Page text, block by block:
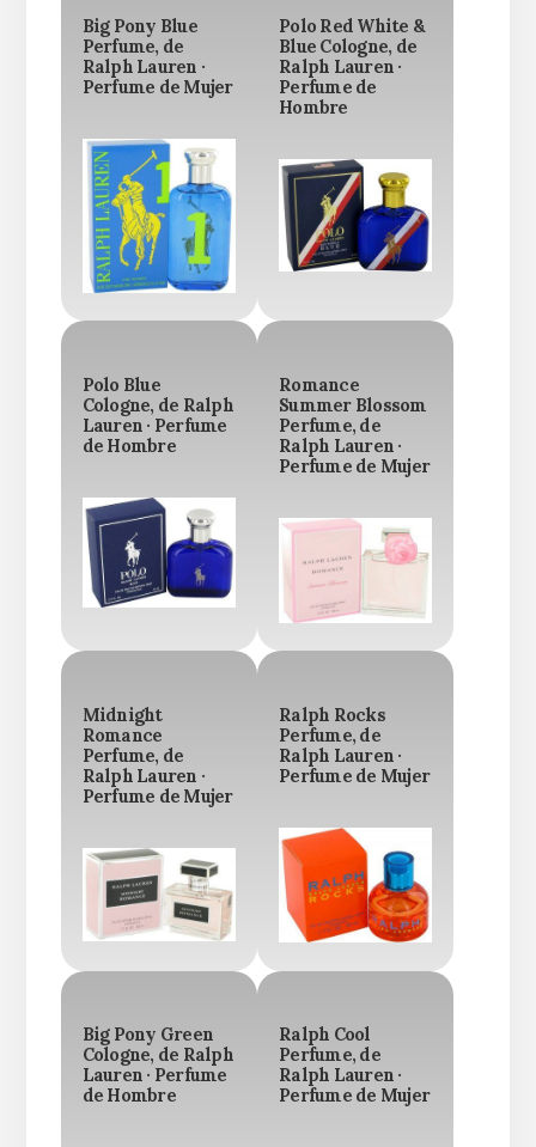
Big Pony Blue
Perfume, de
Ralph Lauren ·
Perfume de Mujer
Polo Red White &
Blue Cologne, de
Ralph Lauren ·
Perfume de
Hombre
Polo Blue
Cologne, de Ralph
Lauren · Perfume
de Hombre
Romance
Summer Blossom
Perfume, de
Ralph Lauren ·
Perfume de Mujer
Midnight
Romance
Perfume, de
Ralph Lauren ·
Perfume de Mujer
Ralph Rocks
Perfume, de
Ralph Lauren ·
Perfume de Mujer
Big Pony Green
Cologne, de Ralph
Lauren · Perfume
de Hombre
Ralph Cool
Perfume, de
Ralph Lauren ·
Perfume de Mujer